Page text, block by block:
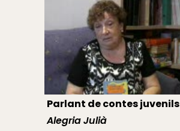
Parlant de contes juvenils
Alegria Julià